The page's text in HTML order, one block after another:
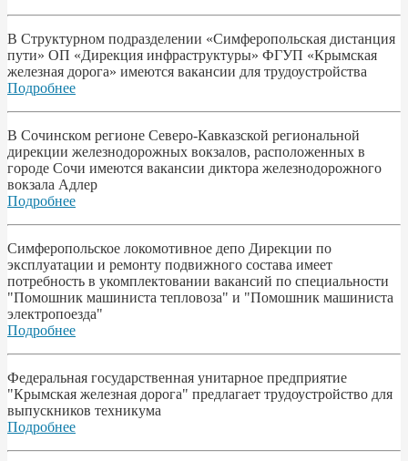
В Структурном подразделении «Симферопольская дистанция
пути» ОП «Дирекция инфраструктуры» ФГУП «Крымская
железная дорога» имеются вакансии для трудоустройства
Подробнее
В Сочинском регионе Северо-Кавказской региональной
дирекции железнодорожных вокзалов, расположенных в
городе Сочи имеются вакансии диктора железнодорожного
вокзала Адлер
Подробнее
Симферопольское локомотивное депо Дирекции по
эксплуатации и ремонту подвижного состава имеет
потребность в укомплектовании вакансий по специальности
"Помошник машиниста тепловоза" и "Помошник машиниста
электропоезда"
Подробнее
Федеральная государственная унитарное предприятие
"Крымская железная дорога" предлагает трудоустройство для
выпускников техникума
Подробнее